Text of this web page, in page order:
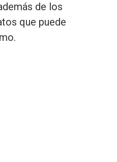
de los
que puede